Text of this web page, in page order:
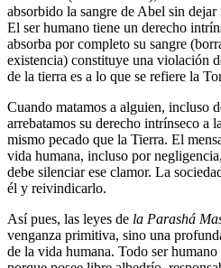
absorbido la sangre de Abel sin
El ser humano tiene un derecho
absorba por completo su sangre
existencia) constituye una violación
de la tierra es a lo que se refiere la
Cuando matamos a alguien, incluso
arrebatamos su derecho intrínseco a
mismo pecado que la Tierra. El
vida humana, incluso por
debe silenciar ese clamor. La
él y reivindicarlo.
Así pues, las leyes de la Parashá
venganza primitiva, sino una
de la vida humana. Todo ser